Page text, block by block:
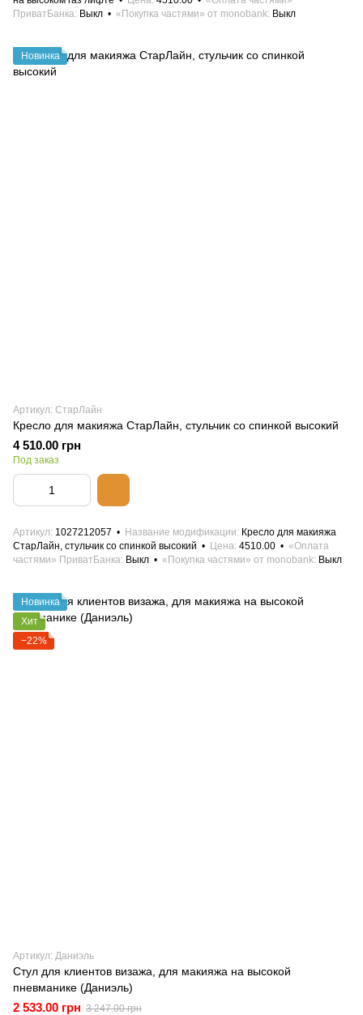
ПриватБанка Выкл «Покупка частями» от monobank Выкл
Новинка
Артикул: СтарЛайн
Кресло для макияжа СтарЛайн, стульчик со спинкой высокий
4 510.00 грн
Под заказ
Артикул 1027212057 Название модификации
Кресло для макияжа
СтарЛайн, стульчик со спинкой высокий
Цена 4510.00
«Оплата
частями» ПриватБанка Выкл «Покупка частями» от monobank Выкл
Новинка
Хит
−22%
Артикул: Даниэль
Стул для клиентов визажа, для макияжа на высокой
пневманике (Даниэль)
2 533.00 грн 3 247.00 грн